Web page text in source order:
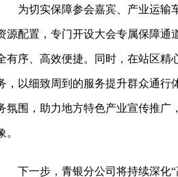
为切实保障参会嘉宾、产业运输
源配置，专门开设大会专属保障通
有序、高效便捷。同时，在站区精
，以细致周到的服务提升群众通行
氛围，助力地方特色产业宣传推广
。
下一步，青银分公司将持续深化